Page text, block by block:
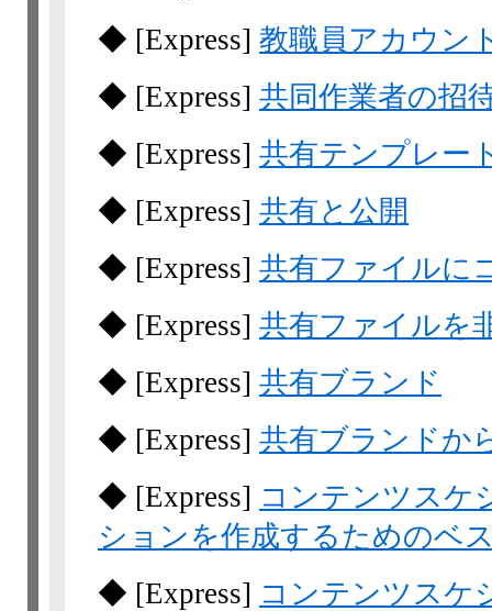
◆ [Express] 教職員アカウン
◆ [Express] 共同作業者の招
◆ [Express] 共有テンプレー
◆ [Express] 共有と公開
◆ [Express] 共有ファイルに
◆ [Express] 共有ファイルを
◆ [Express] 共有ブランド
◆ [Express] 共有ブランドか
◆ [Express] コンテンツスケ
ションを作成するためのベ
◆ [Express] コンテンツスケ